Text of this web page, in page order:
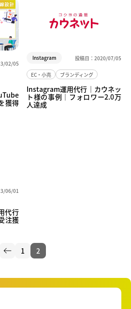
02/05
獲得
Instagram 投稿日： 2020/07/05
EC・小売 ブランディング
Instagram運用代行｜カウネッ
ト様の事例｜フォロワー2.0万
人達成
06/01
代行
注獲
1 2